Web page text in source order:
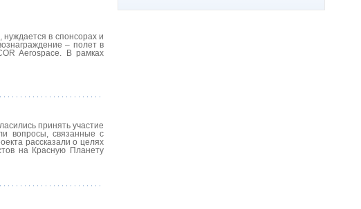
в спонсорах и
– полет в
Aerospace. В рамках
принять участие
вопросы, связанные с
рассказали о целях
на Красную Планету